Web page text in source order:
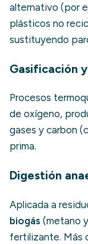
alternativo (por
plásticos no
sustituyendo
Gasificación
Procesos
de oxígeno,
gases y carbon
prima.
Digestión
Aplicada a
biogás (metano
fertilizante. Más